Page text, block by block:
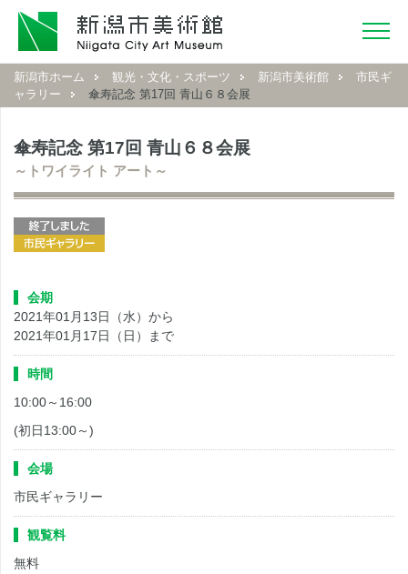
新潟市ホーム 観光・文化・スポーツ 新潟市美術館
市民ギ
ャラリー
傘寿記念 第17回 青山６８会展
傘寿記念 第17回 青山６８会展
～トワイライト アート～
会期
2021年01月13日（水）から
2021年01月17日（日）まで
時間
10:00～16:00
(初日13:00～)
会場
市民ギャラリー
観覧料
無料